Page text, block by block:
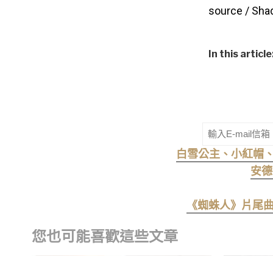
source /
In this
白雪公主、小紅帽
安
《蜘蛛人》片
您也可能喜歡這些文章